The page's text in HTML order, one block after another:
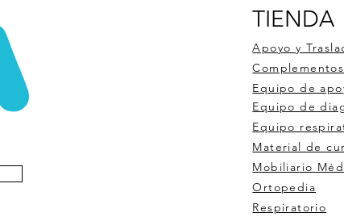
TIENDA
Apoyo y
Complementos
Equipo de
Equipo de
Equipo
Material de
Mobiliario
Ortopedia
Respiratorio